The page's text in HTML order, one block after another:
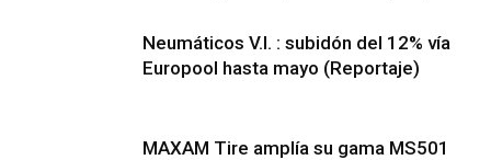
Neumáticos V.I. : subidón del 12% vía
Europool hasta mayo (Reportaje)
MAXAM Tire amplía su gama MS501